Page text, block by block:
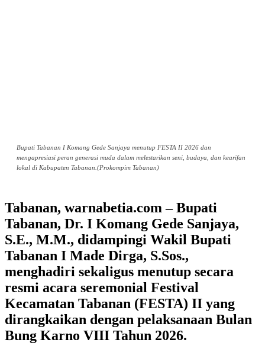
Bupati Tabanan I Komang Gede Sanjaya menutup FESTA II 2026 dan
mengapresiasi peran generasi muda dalam melestarikan seni, budaya, dan kearifan
lokal di Kabupaten Tabanan.(Prokompim Tabanan)
Tabanan, warnabetia.com – Bupati
Tabanan, Dr. I Komang Gede Sanjaya,
S.E., M.M., didampingi Wakil Bupati
Tabanan I Made Dirga, S.Sos.,
menghadiri sekaligus menutup secara
resmi acara seremonial Festival
Kecamatan Tabanan (FESTA) II yang
dirangkaikan dengan pelaksanaan Bulan
Bung Karno VIII Tahun 2026.